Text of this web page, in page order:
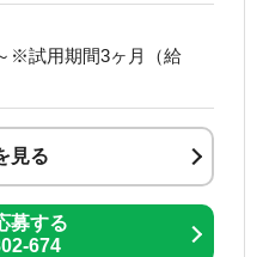
※試用期間3ヶ月（給
見る
募する
674